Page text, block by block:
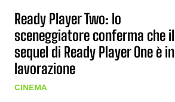
Ready Player Two: lo
sceneggiatore conferma che il
sequel di Ready Player One è in
lavorazione
CINEMA